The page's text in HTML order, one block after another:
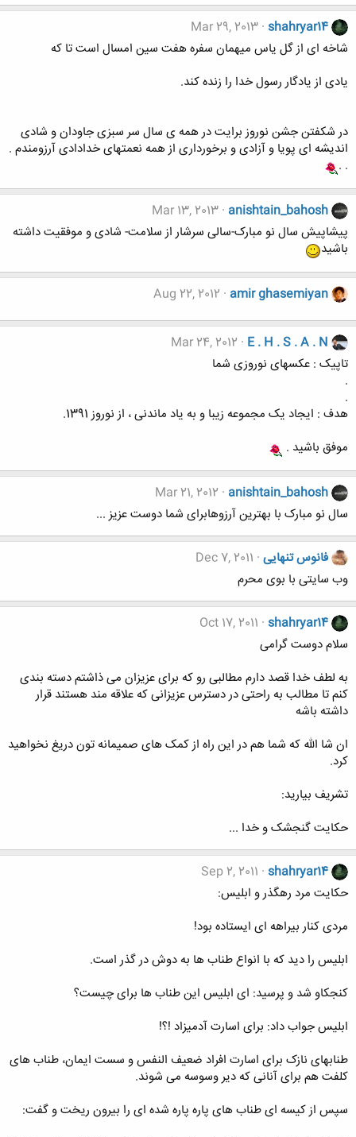
shahryar14
Mar 29, 2013
شاخه ای از گل یاس میهمان سفره هفت سین امسال است تا که
یادی از یادگار رسول خدا را زنده کند.
در شکفتن جشن نوروز برایت در همه ی سال سر سبزی جاودان و شادی
اندیشه ای پویا و آزادی و برخورداری از همه نعمتهای خدادادی آرزومندم .
. .
anishtain_bahosh
Mar 13, 2013
پیشاپیش سال نو مبارک-سالی سرشار از سلامت- شادی و موفقیت داشته
باشید
amir ghasemiyan
Aug 22, 2012
E . H . S . A . N
Mar 24, 2012
تاپیک : عکسهای نوروزی شما
.
.
هدف : ایجاد یک مجموعه زیبا و به یاد ماندنی ، از نوروز 1391.
موفق باشید .
anishtain_bahosh
Mar 21, 2012
سال نو مبارک با بهترین آرزوهابرای شما دوست عزیز ...
فانوس تنهایی Dec 7, 2011
وب سایتی با بوی محرم
shahryar14
Oct 17, 2011
سلام دوست گرامی
به لطف خدا قصد دارم مطالبی رو که برای عزیزان می ذاشتم دسته بندی
کنم تا مطالب به راحتی در دسترس عزیزانی که علاقه مند هستند قرار
داشته باشه
ان شا الله که شما هم در این راه از کمک های صمیمانه تون دریغ نخواهید
کرد.
تشریف بیارید:
حکایت گنجشک و خدا ...
shahryar14
Sep 2, 2011
حکایت مرد رهگذر و ابلیس:
مردی کنار بیراهه ای ایستاده بود!
ابلیس را دید که با انواع طناب ها به دوش در گذر است.
کنجکاو شد و پرسید: ای ابلیس این طناب ها برای چیست؟
ابلیس جواب داد: برای اسارت آدمیزاد !؟!
طنابهای نازک برای اسارت افراد ضعیف النفس و سست ایمان، طناب های
کلفت هم برای آنانی که دیر وسوسه می شوند.
سپس از کیسه ای طناب های پاره پاره شده ای را بیرون ریخت و گفت: